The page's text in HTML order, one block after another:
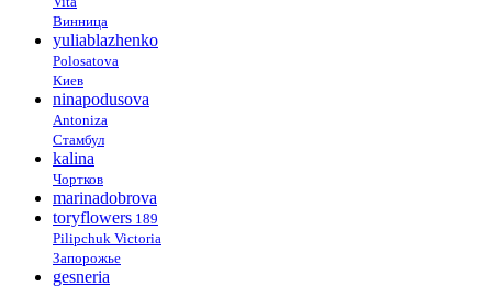
Винница
yuliablazhenko
Polosatova
Киев
ninapodusova
Antoniza
Стамбул
kalina
Чортков
marinadobrova
toryflowers 189
Pilipchuk Victoria
Запорожье
gesneria